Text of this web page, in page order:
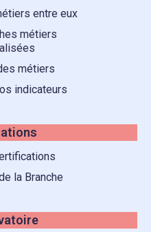
entre eux
métiers
métiers
indicateurs
la Branche